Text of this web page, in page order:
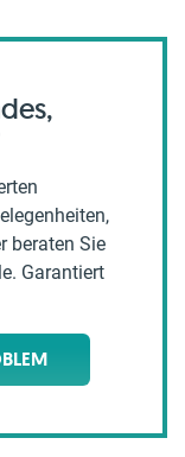
beraten Sie
Garantiert